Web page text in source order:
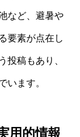
など、避暑や
要素が点在し
投稿もあり、
います。
用的情報